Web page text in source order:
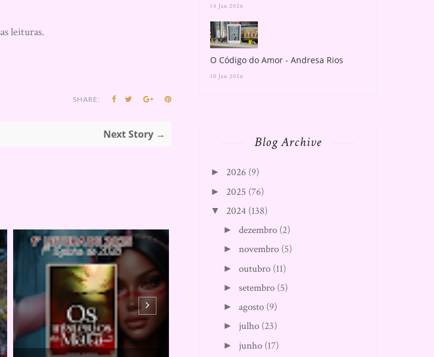
leituras.
SHARE:
Next Story →
14 Jan 2026
O Código do Amor - Andresa Rios
10 Jan 2026
Blog Archive
► 2026 (9)
► 2025 (76)
▼ 2024 (138)
► dezembro (2)
► novembro (5)
► outubro (11)
► setembro (5)
► agosto (9)
► julho (23)
► junho (17)